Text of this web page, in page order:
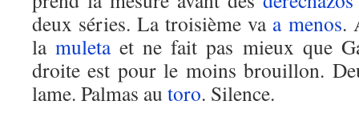
deux séries. La troisième va a menos.
lamuletaet ne fait pas mieux que
droite est pour le moins brouillon.
lame. Palmas au toro. Silence.